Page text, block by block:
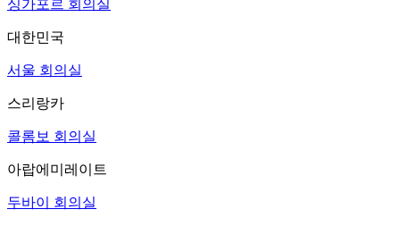
싱가포르 회의실
대한민국
서울 회의실
스리랑카
콜롬보 회의실
아랍에미레이트
두바이 회의실